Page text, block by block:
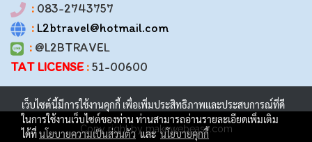
: 083-2743757
: L2btravel@hotmail.com
: @L2BTRAVEL
TAT LICENSE:51-00600
Copy right by makewebeasy.com
เว็บไซต์นี้มีการใช้งานคุกกี้ เพื่อเพิ่มประสิทธิภาพและประสบการณ์ที่ดี
ในการใช้งานเว็บไซต์ของท่าน ท่านสามารถอ่านรายละเอียดเพิ่มเติม
ได้ที่นโยบายความเป็นส่วนตัวและนโยบายคุกกี้